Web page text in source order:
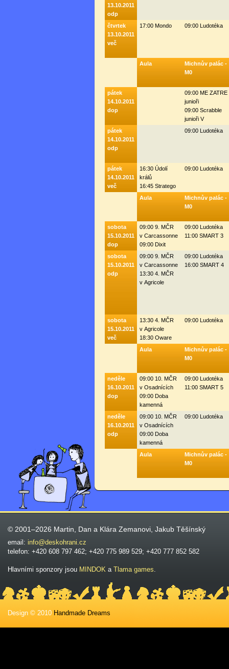
13.10.2011
odp
čtvrtek
13.10.2011
več
17:00 Mondo 09:00 Ludotéka
Aula
Michnův palác -
M0
pátek
14.10.2011
dop
09:00 ME ZATRE
junioři
09:00 Scrabble
junioři V
pátek
14.10.2011
odp
09:00 Ludotéka
pátek
14.10.2011
več
16:30 Údolí
králů
16:45 Stratego
09:00 Ludotéka
Aula
Michnův palác -
M0
sobota
15.10.2011
dop
09:00 9. MČR
v Carcassonne
09:00 Dixit
09:00 Ludotéka
11:00 SMART 3
sobota
15.10.2011
odp
09:00 9. MČR
v Carcassonne
13:30 4. MČR
v Agricole
09:00 Ludotéka
16:00 SMART 4
sobota
15.10.2011
več
13:30 4. MČR
v Agricole
18:30 Oware
09:00 Ludotéka
Aula
Michnův palác -
M0
neděle
16.10.2011
dop
09:00 10. MČR
v Osadnících
09:00 Doba
kamenná
09:00 Ludotéka
11:00 SMART 5
neděle
16.10.2011
odp
09:00 10. MČR
v Osadnících
09:00 Doba
kamenná
09:00 Ludotéka
Aula
Michnův palác -
M0
© 2001–2026 Martin, Dan a Klára Zemanovi, Jakub Těšínský
email: info@deskohrani.cz
telefon: +420 608 797 462; +420 775 989 529; +420 777 852 582
Hlavními sponzory jsou MINDOK a Tlama games.
Design © 2010 Handmade Dreams